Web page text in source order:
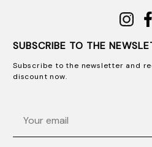
SUBSCRIBE TO THE
Subscribe to the newsletter and
discount now.